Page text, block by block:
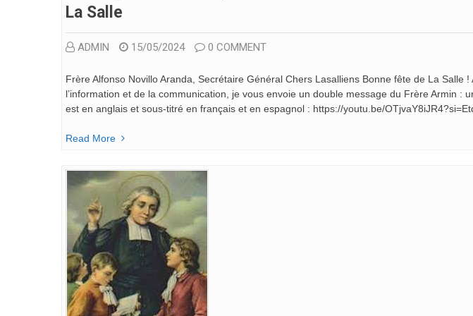
La Salle
ADMIN 15/05/2024 0 COMMENT
Frère Alfonso Novillo Aranda, Secrétaire Général Chers Lasalliens Bonne fête de La Salle
l’information et de la communication, je vous envoie un double message du Frère Armin :
est en anglais et sous-titré en français et en espagnol : https://youtu.be/
Read More